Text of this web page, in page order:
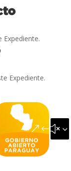
Expediente.